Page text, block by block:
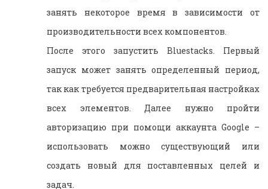
занять некоторое время в зависимости от
производительности всех компонентов.
После этого запустить Bluestacks. Первый
запуск может занять определенный период,
так как требуется предварительная настройках
всех элементов. Далее нужно пройти
авторизацию при помощи аккаунта Google –
использовать можно существующий или
создать новый для поставленных целей и
задач.